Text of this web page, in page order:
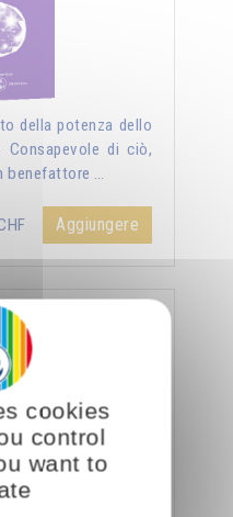
della potenza dello
di ciò,
benefattore …
Aggiungere
del cielo
cookies
control
want to